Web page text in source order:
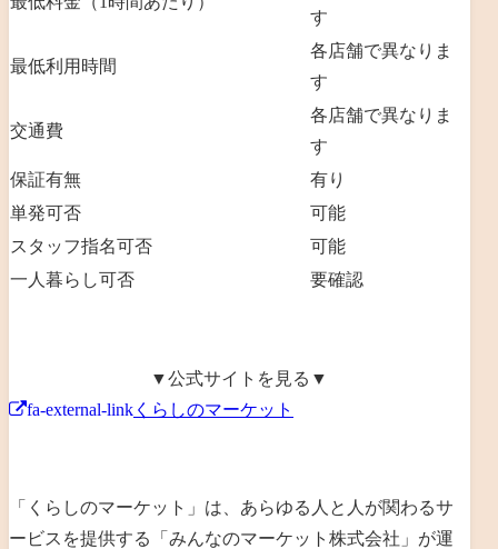
す
最低利用時間
各店舗で異なりま
す
交通費
各店舗で異なりま
す
保証有無
有り
単発可否
可能
スタッフ指名可否
可能
一人暮らし可否
要確認
▼公式サイトを見る▼
fa-external-link くらしのマーケット
「くらしのマーケット」は、あらゆる人と人が関わるサ
ービスを提供する「みんなのマーケット株式会社」が運